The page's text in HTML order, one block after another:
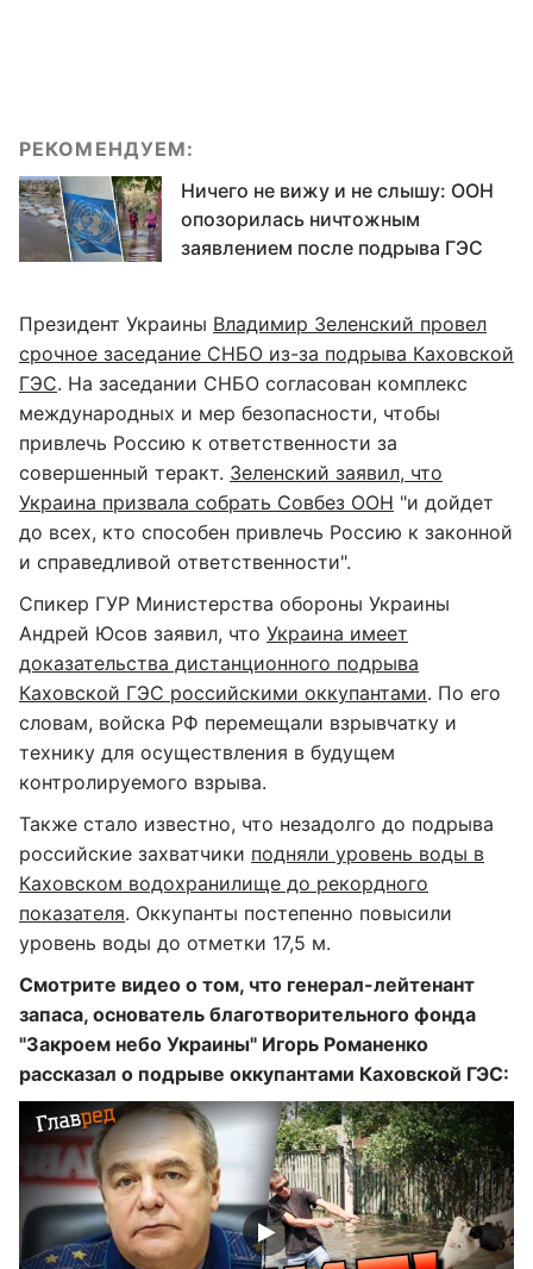
РЕКОМЕНДУЕМ:
Ничего не вижу и не слышу: ООН
опозорилась ничтожным
заявлением после подрыва ГЭС
Президент Украины Владимир Зеленский провел
срочное заседание СНБО из-за подрыва Каховской
ГЭС. На заседании СНБО согласован комплекс
международных и мер безопасности, чтобы
привлечь Россию к ответственности за
совершенный теракт. Зеленский заявил, что
Украина призвала собрать Совбез ООН "и дойдет
до всех, кто способен привлечь Россию к законной
и справедливой ответственности".
Спикер ГУР Министерства обороны Украины
Андрей Юсов заявил, что Украина имеет
доказательства дистанционного подрыва
Каховской ГЭС российскими оккупантами. По его
словам, войска РФ перемещали взрывчатку и
технику для осуществления в будущем
контролируемого взрыва.
Также стало известно, что незадолго до подрыва
российские захватчики подняли уровень воды в
Каховском водохранилище до рекордного
показателя. Оккупанты постепенно повысили
уровень воды до отметки 17,5 м.
Смотрите видео о том, что генерал-лейтенант
запаса, основатель благотворительного фонда
"Закроем небо Украины" Игорь Романенко
рассказал о подрыве оккупантами Каховской ГЭС: